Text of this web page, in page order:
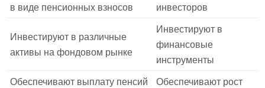
в виде пенсионных взносов
инвесторов
Инвестируют в различные
активы на фондовом рынке
Инвестируют в
финансовые
инструменты
Обеспечивают выплату пенсий
Обеспечивают рост